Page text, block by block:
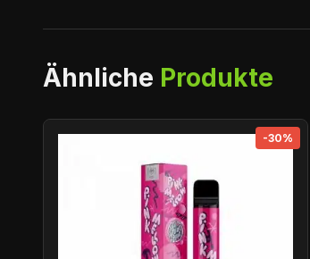
Ähnliche Produkte
-30%